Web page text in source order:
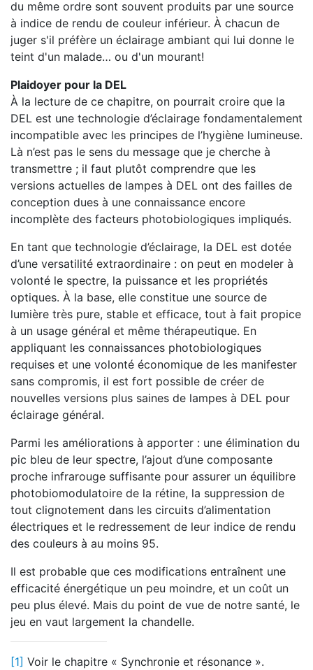
du même ordre sont souvent produits par une source
à indice de rendu de couleur inférieur. À chacun de
juger s'il préfère un éclairage ambiant qui lui donne le
teint d'un malade… ou d'un mourant!
Plaidoyer pour la DEL
À la lecture de ce chapitre, on pourrait croire que la
DEL est une technologie d’éclairage fondamentalement
incompatible avec les principes de l’hygiène lumineuse.
Là n’est pas le sens du message que je cherche à
transmettre ; il faut plutôt comprendre que les
versions actuelles de lampes à DEL ont des failles de
conception dues à une connaissance encore
incomplète des facteurs photobiologiques impliqués.
En tant que technologie d’éclairage, la DEL est dotée
d’une versatilité extraordinaire : on peut en modeler à
volonté le spectre, la puissance et les propriétés
optiques. À la base, elle constitue une source de
lumière très pure, stable et efficace, tout à fait propice
à un usage général et même thérapeutique. En
appliquant les connaissances photobiologiques
requises et une volonté économique de les manifester
sans compromis, il est fort possible de créer de
nouvelles versions plus saines de lampes à DEL pour
éclairage général.
Parmi les améliorations à apporter : une élimination du
pic bleu de leur spectre, l’ajout d’une composante
proche infrarouge suffisante pour assurer un équilibre
photobiomodulatoire de la rétine, la suppression de
tout clignotement dans les circuits d’alimentation
électriques et le redressement de leur indice de rendu
des couleurs à au moins 95.
Il est probable que ces modifications entraînent une
efficacité énergétique un peu moindre, et un coût un
peu plus élevé. Mais du point de vue de notre santé, le
jeu en vaut largement la chandelle.
[1] Voir le chapitre « Synchronie et résonance ».